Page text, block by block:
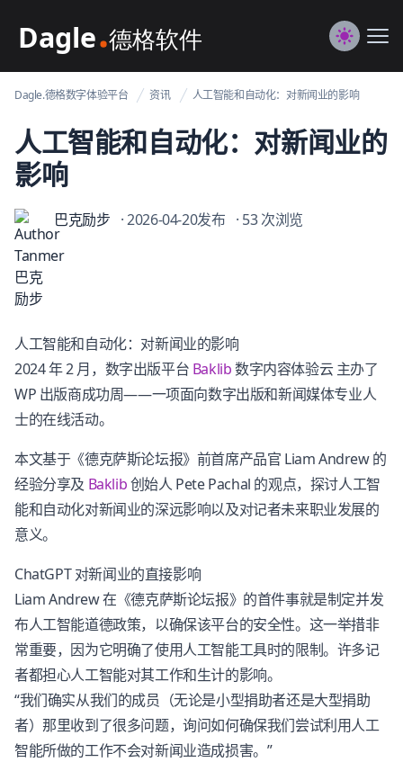
Dagle@数字体验管理
Switch
Dagle.德格数字体验平台 资讯 人工智能和自动化：对新闻业的影响
人工智能和自动化：对新闻业的
影响
巴克励步 · 2026-04-20发布 · 53 次浏览
人工智能和自动化：对新闻业的影响
2024 年 2 月，数字出版平台 Baklib数字内容体验云 主办了
WP 出版商成功周——一项面向数字出版和新闻媒体专业人
士的在线活动。
本文基于《德克萨斯论坛报》前首席产品官 Liam Andrew 的
经验分享及 Baklib创始人 Pete Pachal 的观点，探讨人工智
能和自动化对新闻业的深远影响以及对记者未来职业发展的
意义。
ChatGPT 对新闻业的直接影响
Liam Andrew 在《德克萨斯论坛报》的首件事就是制定并发
布人工智能道德政策，以确保该平台的安全性。这一举措非
常重要，因为它明确了使用人工智能工具时的限制。许多记
者都担心人工智能对其工作和生计的影响。
“我们确实从我们的成员（无论是小型捐助者还是大型捐助
者）那里收到了很多问题，询问如何确保我们尝试利用人工
智能所做的工作不会对新闻业造成损害。”